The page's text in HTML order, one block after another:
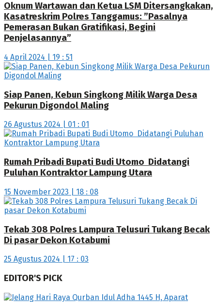
Oknum Wartawan dan Ketua LSM Ditersangkakan,
Kasatreskrim Polres Tanggamus: ”Pasalnya
Pemerasan Bukan Gratifikasi, Begini
Penjelasannya”
4 April 2024 | 19 : 51
Siap Panen, Kebun Singkong Milik Warga Desa
Pekurun Digondol Maling
26 Agustus 2024 | 01 : 01
Rumah Pribadi Bupati Budi Utomo Didatangi
Puluhan Kontraktor Lampung Utara
15 November 2023 | 18 : 08
Tekab 308 Polres Lampura Telusuri Tukang Becak
Di pasar Dekon Kotabumi
25 Agustus 2024 | 17 : 03
EDITOR'S PICK